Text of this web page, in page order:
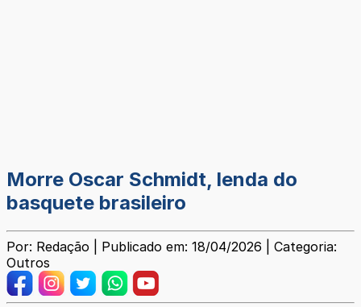
Morre Oscar Schmidt, lenda do
basquete brasileiro
Por: Redação | Publicado em: 18/04/2026 | Categoria:
Outros